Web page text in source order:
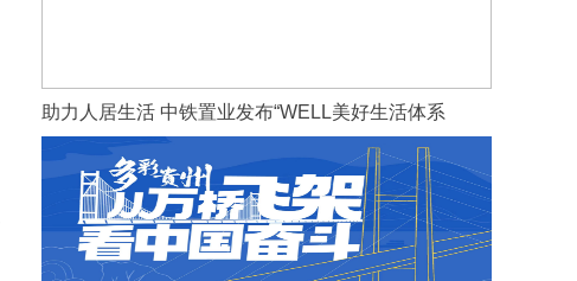
助力人居生活 中铁置业发布“WELL美好生活体系